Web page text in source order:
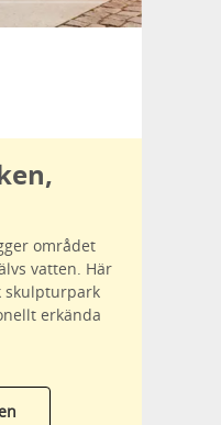
området
vatten. Här
skulpturpark
erkända